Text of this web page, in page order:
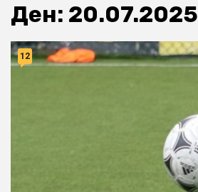
Ден: 20.07.2025
12